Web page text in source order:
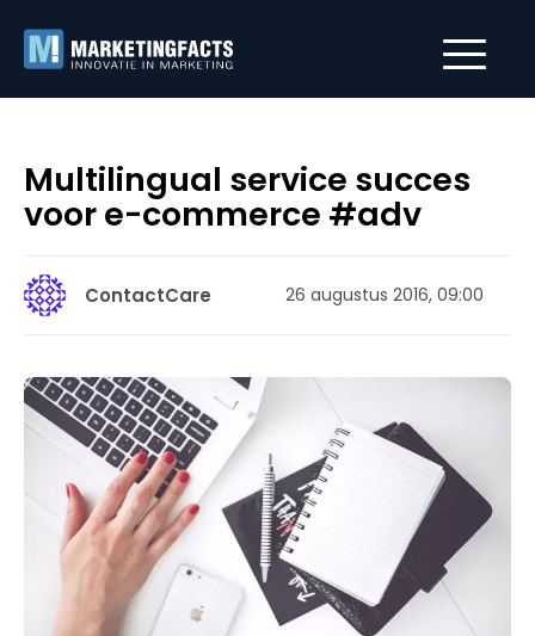
Multilingual service succes
voor e-commerce #adv
ContactCare 26 augustus 2016, 09:00